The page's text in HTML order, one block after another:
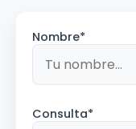
Nombre*
Consulta*